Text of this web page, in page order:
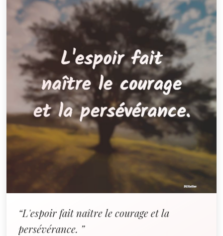
“L'espoir fait naître le courage et la
persévérance. ”